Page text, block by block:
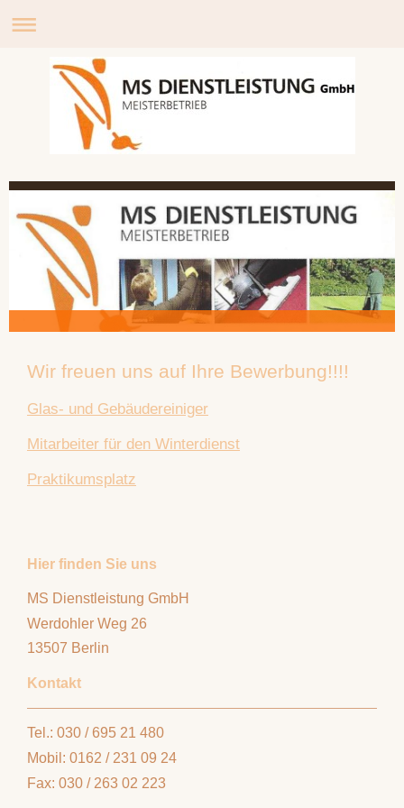
Wir freuen uns auf Ihre Bewerbung!!!!
Glas- und Gebäudereiniger
Mitarbeiter für den Winterdienst
Praktikumsplatz
Hier finden Sie uns
MS Dienstleistung GmbH
Werdohler Weg 26
13507 Berlin
Kontakt
Tel.: 030 / 695 21 480
Mobil: 0162 / 231 09 24
Fax: 030 / 263 02 223